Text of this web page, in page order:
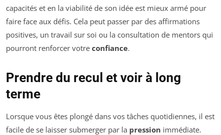
capacités et en la viabilité de son idée est mieux armé pour
faire face aux défis. Cela peut passer par des affirmations
positives, un travail sur soi ou la consultation de mentors qui
pourront renforcer votre confiance.
Prendre du recul et voir à long
terme
Lorsque vous êtes plongé dans vos tâches quotidiennes, il est
facile de se laisser submerger par la pression immédiate.